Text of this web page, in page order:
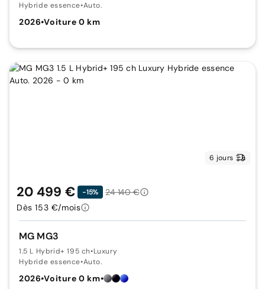
Hybride essence•Auto.
2026•Voiture 0 km
6 jours
MG MG3
1.5 L Hybrid+ 195 ch•Luxury
Hybride essence•Auto.
2026•Voiture 0 km•
20 499 € -15%
24 140 €
Dès 153 €/mois